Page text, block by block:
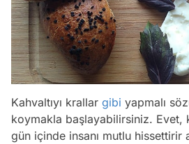
Kahvaltıyı krallar gibi yapmalı
koymakla başlayabilirsiniz. Evet,
gün içinde insanı mutlu hissettirir